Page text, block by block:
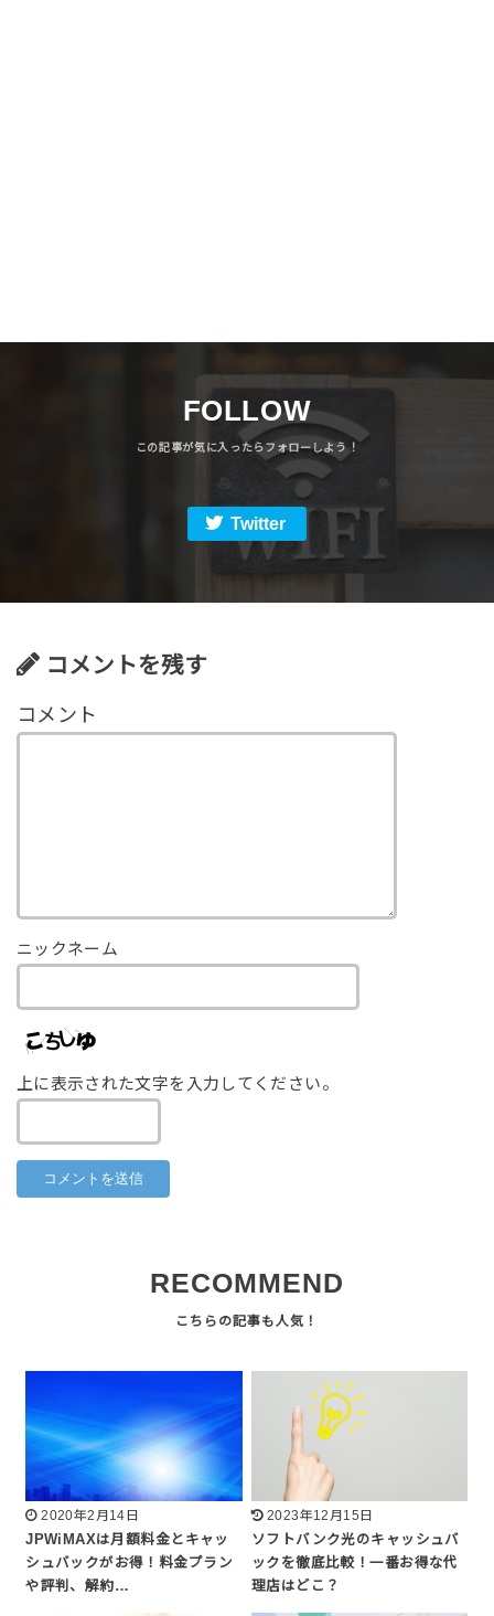
FOLLOW
Twitter
コメントを残す
ニックネーム
上に表示された文字を入力してください。
RECOMMEND
2020年2月14日
JPWiMAXは月額料金とキャッ
シュバックがお得！料金プラン
や評判、解約…
2023年12月15日
ソフトバンク光のキャッシュバ
ックを徹底比較！一番お得な代
理店はどこ？